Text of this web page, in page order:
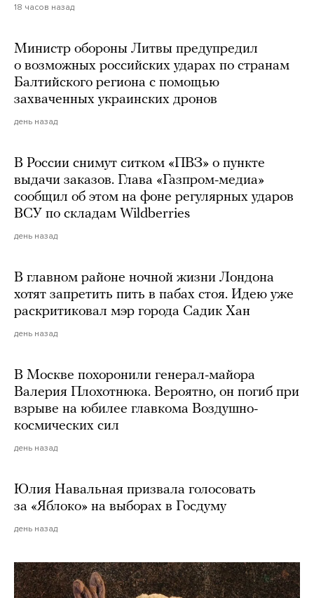
18 часов назад
Министр обороны Литвы предупредил
о возможных российских ударах по странам
Балтийского региона с помощью
захваченных украинских дронов
день назад
В России снимут ситком «ПВЗ» о пункте
выдачи заказов. Глава «Газпром-медиа»
сообщил об этом на фоне регулярных ударов
ВСУ по складам Wildberries
день назад
В главном районе ночной жизни Лондона
хотят запретить пить в пабах стоя. Идею уже
раскритиковал мэр города Садик Хан
день назад
В Москве похоронили генерал-майора
Валерия Плохотнюка. Вероятно, он погиб при
взрыве на юбилее главкома Воздушно-
космических сил
день назад
Юлия Навальная призвала голосовать
за «Яблоко» на выборах в Госдуму
день назад